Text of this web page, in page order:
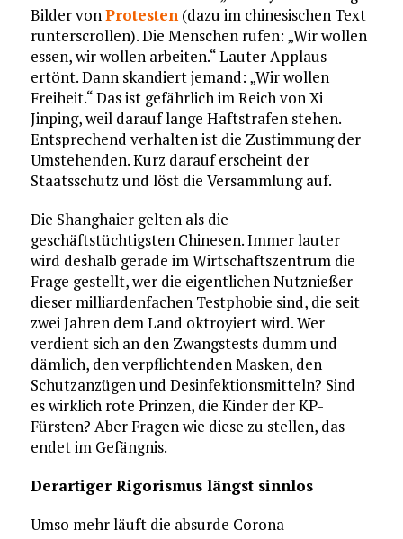
Bilder vonProtesten(dazu im chinesischen Text
runterscrollen). Die Menschen rufen: „Wir wollen
essen, wir wollen arbeiten.“ Lauter Applaus
ertönt. Dann skandiert jemand: „Wir wollen
Freiheit.“ Das ist gefährlich im Reich von Xi
Jinping, weil darauf lange Haftstrafen stehen.
Entsprechend verhalten ist die Zustimmung der
Umstehenden. Kurz darauf erscheint der
Staatsschutz und löst die Versammlung auf.
Die Shanghaier gelten als die
geschäftstüchtigsten Chinesen. Immer lauter
wird deshalb gerade im Wirtschaftszentrum die
Frage gestellt, wer die eigentlichen Nutznießer
dieser milliardenfachen Testphobie sind, die seit
zwei Jahren dem Land oktroyiert wird. Wer
verdient sich an den Zwangstests dumm und
dämlich, den verpflichtenden Masken, den
Schutzanzügen und Desinfektionsmitteln? Sind
es wirklich rote Prinzen, die Kinder der KP-
Fürsten? Aber Fragen wie diese zu stellen, das
endet im Gefängnis.
Derartiger Rigorismus längst sinnlos
Umso mehr läuft die absurde Corona-